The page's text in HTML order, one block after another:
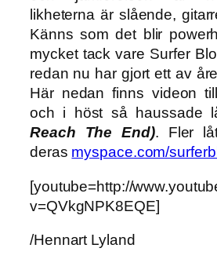
likheterna är slående,
Känns som det blir
mycket tack vare Surfer
redan nu har gjort ett av
Här nedan finns videon
och i höst så haussade
Reach The End). Fler
deras myspace.com/
[youtube=http://
v=QVkgNPK8EQE]
/Hennart Lyland